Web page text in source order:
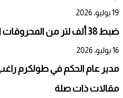
19 يوليو، 2026
ضبط 38 ألف لتر من المحروقات المهربة في بيت لحم
16 يوليو، 2026
مدير عام الحكم في طولكرم
مقالات ذات صلة